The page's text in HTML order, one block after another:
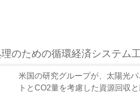
のための循環経済システム
米国の研究グループが、太陽光
トとCO2量を考慮した資源回収